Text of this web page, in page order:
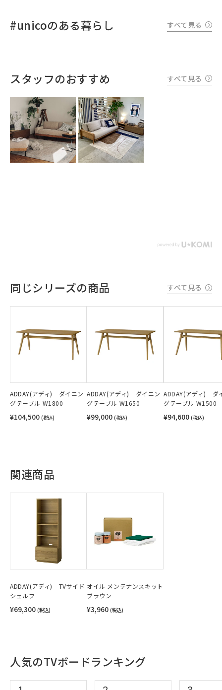
#unicoのある暮らし すべて見る
スタッフのおすすめ すべて見る
同じシリーズの商品 すべて見る
ADDAY(アディ) ダイニン
グテーブル W1800
¥104,500 (税込)
ADDAY(アディ) ダイニン
グテーブル W1650
¥99,000 (税込)
ADDAY(アディ) ダ
グテーブル W1500
¥94,600 (税込)
関連商品
ADDAY(アディ) TVサイド
シェルフ
¥69,300 (税込)
オイル メンテナンスキット
ブラウン
¥3,960 (税込)
人気のTVボードランキング